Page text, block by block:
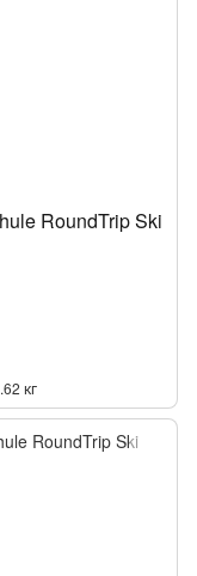
RoundTrip Ski
кг